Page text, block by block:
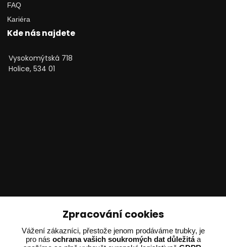
FAQ
Kariéra
Kde nás najdete
Vysokomýtská 718
Holice, 534 01
Technické poradenství
Ing. Adam Dvořák
+420 602 234 254
Zpracování cookies
Vážení zákazníci, přestože jenom prodáváme trubky, je
pro nás ochrana vašich soukromých dat důležitáa